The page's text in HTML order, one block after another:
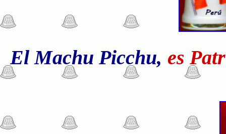
El Machu Picchu, es